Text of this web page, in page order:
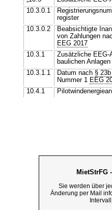
10.3.0.1
register
10.3.0.2
Beabsichtigte
von Zahlungen
EEG 2017
10.3.1
Zusätzliche EEG-
baulichen
10.3.1.1
Datum nach §
Nummer 1 EEG
10.4.1
MietStrFG
Sie werden über
Änderung per Mail